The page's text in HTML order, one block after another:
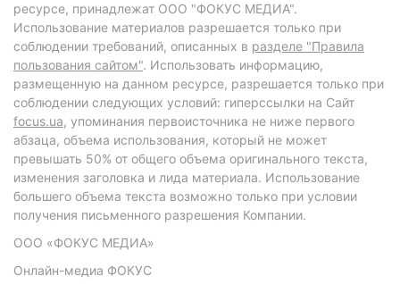
ресурсе, принадлежат ООО "ФОКУС МЕДИА".
Использование материалов разрешается только при
соблюдении требований, описанных в разделе "Правила
пользования сайтом". Использовать информацию,
размещенную на данном ресурсе, разрешается только при
соблюдении следующих условий: гиперссылки на Сайт
focus.ua, упоминания первоисточника не ниже первого
абзаца, объема использования, который не может
превышать 50% от общего объема оригинального текста,
изменения заголовка и лида материала. Использование
большего объема текста возможно только при условии
получения письменного разрешения Компании.
ООО «ФОКУС МЕДИА»
Онлайн-медиа ФОКУС